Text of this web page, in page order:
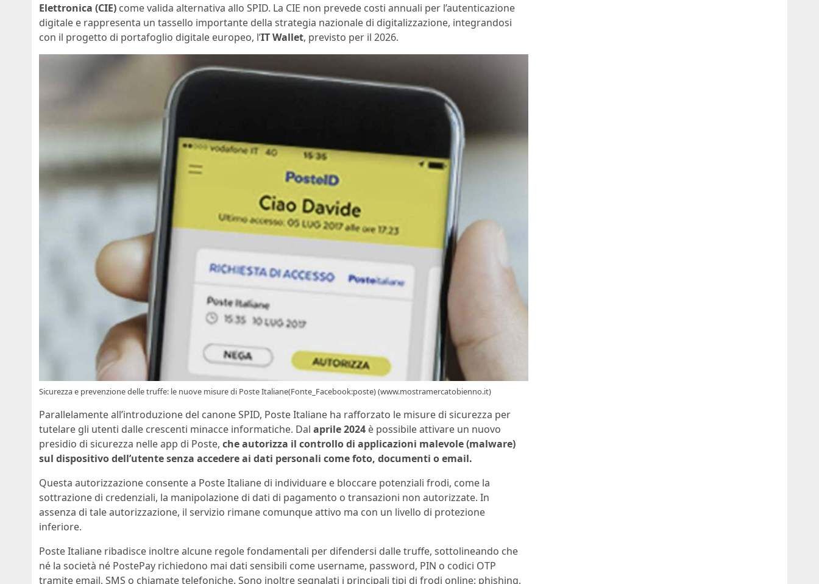
Elettronica (CIE) come valida alternativa allo SPID. La CIE non prevede costi annuali per l’autenticazione
digitale e rappresenta un tassello importante della strategia nazionale di digitalizzazione, integrandosi
con il progetto di portafoglio digitale europeo, l’IT Wallet, previsto per il 2026.
Sicurezza e prevenzione delle truffe: le nuove misure di Poste Italiane(Fonte_Facebook:poste) (www.mostramercatobienno.it)
Parallelamente all’introduzione del canone SPID, Poste Italiane ha rafforzato le misure di sicurezza per
tutelare gli utenti dalle crescenti minacce informatiche. Dal aprile 2024 è possibile attivare un nuovo
presidio di sicurezza nelle app di Poste, che autorizza il controllo di applicazioni malevole (malware)
sul dispositivo dell’utente senza accedere ai dati personali come foto, documenti o email.
Questa autorizzazione consente a Poste Italiane di individuare e bloccare potenziali frodi, come la
sottrazione di credenziali, la manipolazione di dati di pagamento o transazioni non autorizzate. In
assenza di tale autorizzazione, il servizio rimane comunque attivo ma con un livello di protezione
inferiore.
Poste Italiane ribadisce inoltre alcune regole fondamentali per difendersi dalle truffe, sottolineando che
né la società né PostePay richiedono mai dati sensibili come username, password, PIN o codici OTP
tramite email, SMS o chiamate telefoniche. Sono inoltre segnalati i principali tipi di frodi online: phishing,